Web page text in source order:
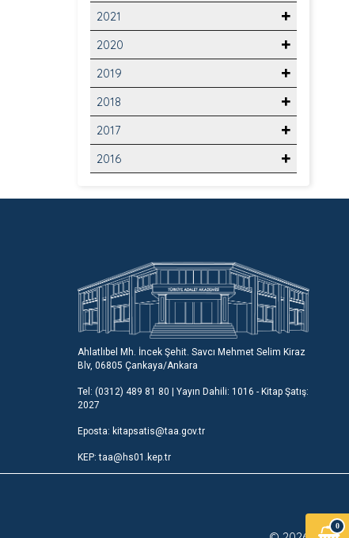
2021
2020
2019
2018
2017
2016
Ahlatlıbel Mh. İncek Şehit. Savcı Mehmet Selim Kiraz
Blv, 06805 Çankaya/Ankara
Tel: (0312) 489 81 80 | Yayın Dahili: 1016 - Kitap Şatış:
2027
Eposta: kitapsatis@taa.gov.tr
KEP: taa@hs01.kep.tr
0